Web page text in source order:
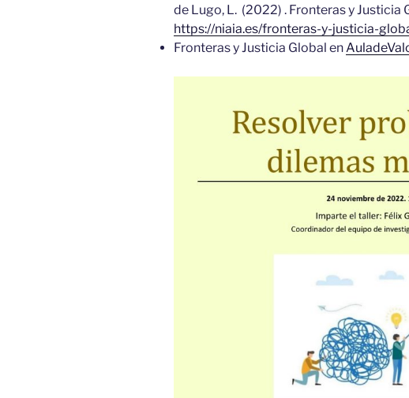
de Lugo, L. (2022) . Fronteras y Justicia
https://niaia.es/fronteras-y-justicia-
Fronteras y Justicia Global en